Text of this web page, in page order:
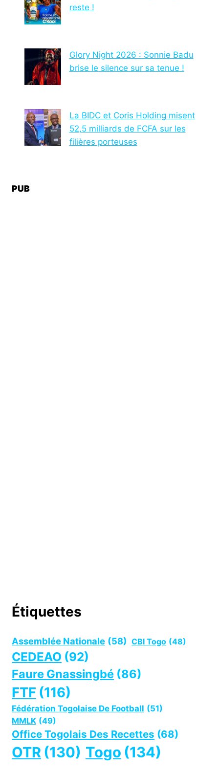
reste !
Glory Night 2026 : Sonnie Badu
brise le silence sur sa tenue !
La BIDC et Coris Holding misent
52,5 milliards de FCFA sur les
filières porteuses
PUB
Étiquettes
Assemblée Nationale (58) CBI Togo (48)
CEDEAO (92)
Faure Gnassingbé (86)
FTF (116)
Fédération Togolaise De Football (51)
MMLK (49)
Office Togolais Des Recettes (68)
OTR (130) Togo (134)